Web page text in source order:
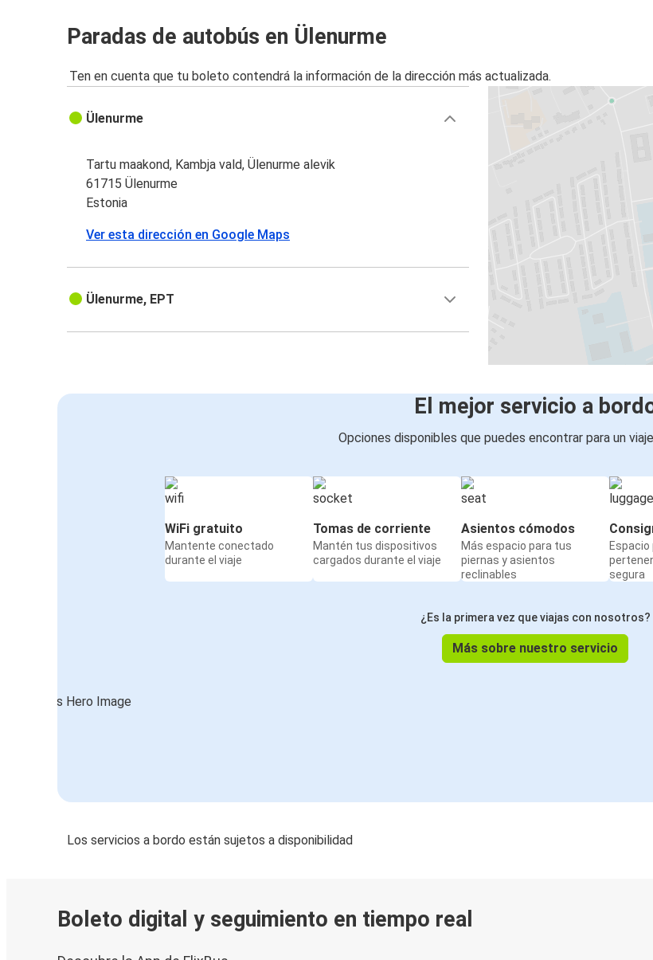
Paradas de autobús en Ülenurme
Ten en cuenta que tu boleto contendrá la información de la dirección más actualizada.
Ülenurme
Tartu maakond, Kambja vald, Ülenurme alevik
61715 Ülenurme
Estonia
Ver esta dirección en Google Maps
Ülenurme, EPT
El mejor servicio a
Opciones disponibles que puedes encontrar para un
WiFi gratuito
Mantente conectado
durante el viaje
Tomas de corriente
Mantén tus dispositivos
cargados durante el viaje
Asientos cómodos
Más espacio para tus
piernas y asientos
reclinables
segura
¿Es la primera vez que viajas con nosotros?
Más sobre nuestro servicio
Los servicios a bordo están sujetos a disponibilidad
Boleto digital y seguimiento en tiempo real